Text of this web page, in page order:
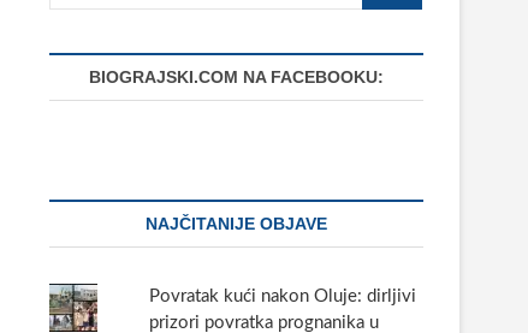
BIOGRAJSKI.COM NA FACEBOOKU:
NAJČITANIJE OBJAVE
Povratak kući nakon Oluje: dirljivi
prizori povratka prognanika u